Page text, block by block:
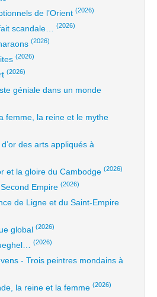
de l’Orient (2026)
scandale… (2026)
(2026)
(2026)
(2026)
géniale dans un monde
femme, la reine et le mythe
des arts appliqués à
et la gloire du Cambodge (2026)
Empire (2026)
de Ligne et du Saint-Empire
global (2026)
(2026)
- Trois peintres mondains à
la reine et la femme (2026)